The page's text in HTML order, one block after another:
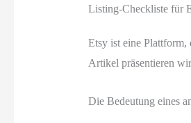
Listing-Checkliste für
Etsy ist eine
Artikel präsentieren
Die Bedeutung eines